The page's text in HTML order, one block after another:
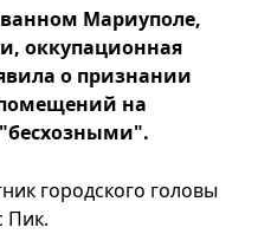
Мариуполе,
оккупационная
о признании
на
"бесхозными".
городского головы
Пик.